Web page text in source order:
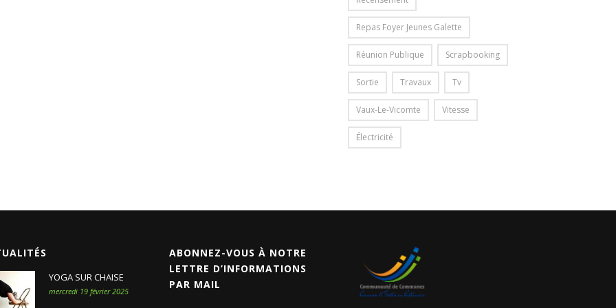
Repas Foyer Jeunes Galette
Réunion Publique Scrapbooking
Sortie Travaux Tv
Vaux-Le-Vicomte Vitesse
Électricité
YOGA SUR CHAISE
mercredi 19 février 2025
ABONNEZ-VOUS À NOTRE
LETTRE D’INFORMATIONS
PAR MAIL